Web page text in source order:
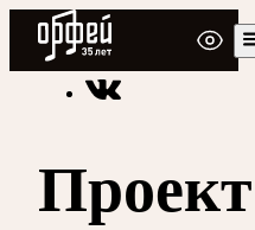
Радио Орфей
Радио классической
Проект